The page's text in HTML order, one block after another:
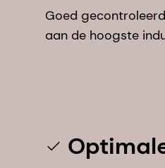
Goed
aan de hoogste